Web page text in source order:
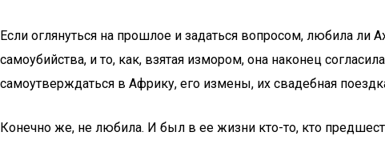
Если оглянуться на прошлое и задаться вопросом, любила ли
самоубийства, и то, как, взятая измором, она наконец
самоутверждаться в Африку, его измены, их свадебная
Конечно же, не любила. И был в ее жизни кто-то, кто